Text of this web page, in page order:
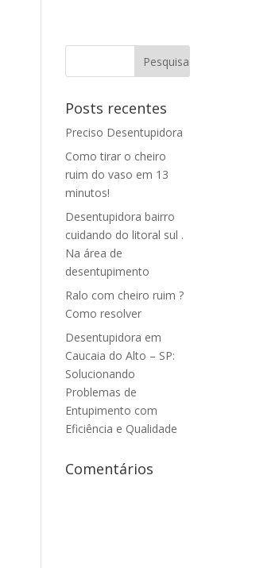
Posts recentes
Preciso Desentupidora
Como tirar o cheiro
ruim do vaso em 13
minutos!
Desentupidora bairro
cuidando do litoral sul .
Na área de
desentupimento
Ralo com cheiro ruim ?
Como resolver
Desentupidora em
Caucaia do Alto – SP:
Solucionando
Problemas de
Entupimento com
Eficiência e Qualidade
Comentários